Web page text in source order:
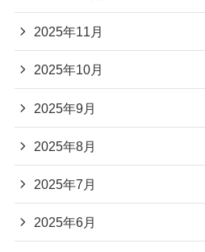
2025年11月
2025年10月
2025年9月
2025年8月
2025年7月
2025年6月